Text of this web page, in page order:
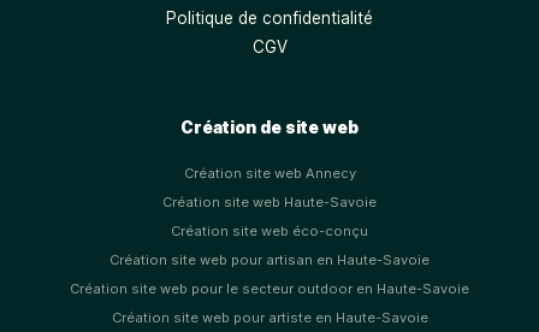
Politique de confidentialité
CGV
Création de site web
Création site web Annecy
Création site web Haute-Savoie
Création site web éco-conçu
Création site web pour artisan en Haute-Savoie
Création site web pour le secteur outdoor en Haute-Savoie
Création site web pour artiste en Haute-Savoie